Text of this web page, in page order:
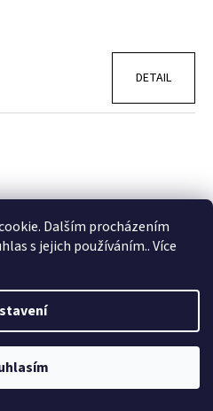
Dalším procházením
s jejich používáním.. Více
DETAIL